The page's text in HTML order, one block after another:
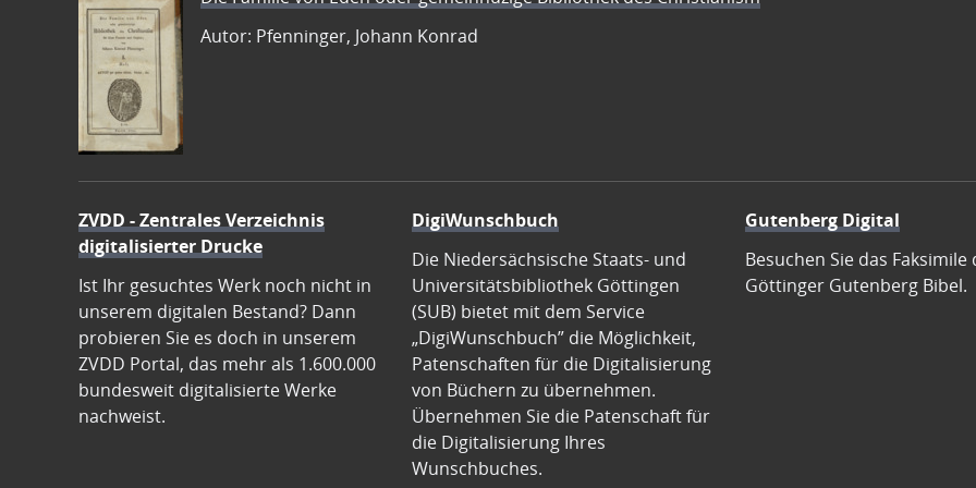
Autor: Pfenninger, Johann Konrad
ZVDD - Zentrales Verzeichnis
digitalisierter Drucke
Ist Ihr gesuchtes Werk noch nicht in
unserem digitalen Bestand? Dann
probieren Sie es doch in unserem
ZVDD Portal, das mehr als 1.600.000
bundesweit digitalisierte Werke
nachweist.
DigiWunschbuch
Die Niedersächsische Staats- und
Universitätsbibliothek Göttingen
(SUB) bietet mit dem Service
„DigiWunschbuch” die Möglichkeit,
Patenschaften für die Digitalisierung
von Büchern zu übernehmen.
Übernehmen Sie die Patenschaft für
die Digitalisierung Ihres
Wunschbuches.
Gutenberg Digital
Besuchen Sie das Faksimile
Göttinger Gutenberg Bibel.